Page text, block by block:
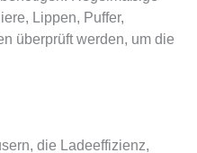
Lippen, Puffer,
überprüft werden, um die
die Ladeeffizienz,